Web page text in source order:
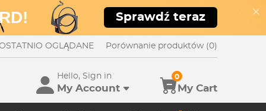
Sprawdź teraz
OGLĄDANE Porównanie produktów (0)
Hello, Sign in
My Account My Cart
0